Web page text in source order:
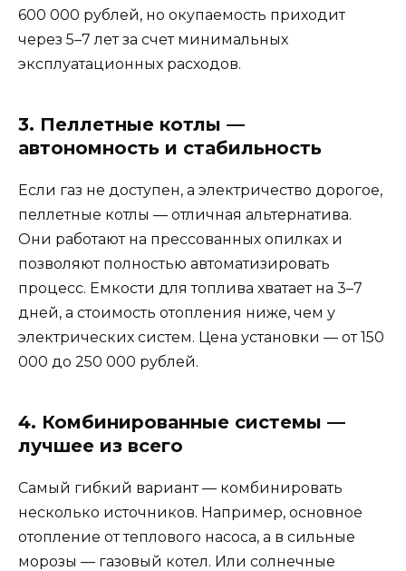
600 000 рублей, но окупаемость приходит
через 5–7 лет за счет минимальных
эксплуатационных расходов.
3. Пеллетные котлы —
автономность и стабильность
Если газ не доступен, а электричество дорогое,
пеллетные котлы — отличная альтернатива.
Они работают на прессованных опилках и
позволяют полностью автоматизировать
процесс. Емкости для топлива хватает на 3–7
дней, а стоимость отопления ниже, чем у
электрических систем. Цена установки — от 150
000 до 250 000 рублей.
4. Комбинированные системы —
лучшее из всего
Самый гибкий вариант — комбинировать
несколько источников. Например, основное
отопление от теплового насоса, а в сильные
морозы — газовый котел. Или солнечные